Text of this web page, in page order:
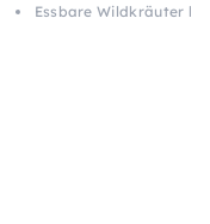
Essbare Wildkräuter